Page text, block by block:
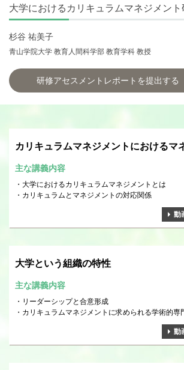
大学におけるカリキュラムマネジメン
杉谷 祐美子
青山学院大学 教育人間科学部 教育学科 教授
研修アセスメントレポートを提出する
カリキュラムマネジメントにおけるマ
主な講義内容
大学におけるカリキュラムマネジメントとは
カリキュラムとマネジメントの対応関係
動
大学という組織の特性
主な講義内容
リーダーシップと合意形成
カリキュラムマネジメントに求められる学術的専
動